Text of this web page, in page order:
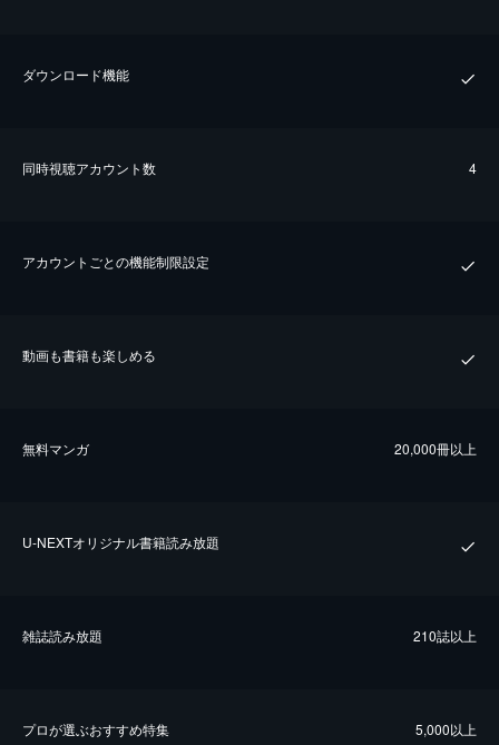
ダウンロード機能
同時視聴アカウント数 4
アカウントごとの機能制限設定
動画も書籍も楽しめる
無料マンガ 20,000冊以上
U-NEXTオリジナル書籍読み放題
雑誌読み放題 210誌以上
プロが選ぶおすすめ特集 5,000以上